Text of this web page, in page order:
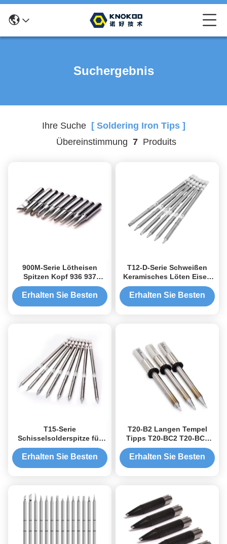
Suchergebnis
Ihre Suche[ Soldering Iron Tips ]
Übereinstimmung 7Produits
900M-Serie Lötheisen
Spitzen Kopf 936 937
Schweißstand Universal
Erhalten Sie Besten
T12-D-Serie Schweißen
Keramisches Löten Eisen
Spitzen Schieferform
Erhalten Sie Besten
T15-Serie
Schisselsolderspitze für
FX-951 FX-952 Lötstation
Erhalten Sie Besten
T20-B2 Langen Tempel
Tipps T20-BC2 T20-BC3
Lötwasser Tipps OEM ODM
Erhalten Sie Besten